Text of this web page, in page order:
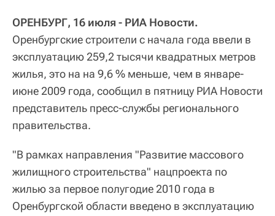
ОРЕНБУРГ, 16 июля - РИА Новости.
Оренбургские строители с начала года ввели в
эксплуатацию 259,2 тысячи квадратных метров
жилья, это на на 9,6 % меньше, чем в январе-
июне 2009 года, сообщил в пятницу РИА Новости
представитель пресс-службы регионального
правительства.
"В рамках направления "Развитие массового
жилищного строительства" нацпроекта по
жилью за первое полугодие 2010 года в
Оренбургской области введено в эксплуатацию